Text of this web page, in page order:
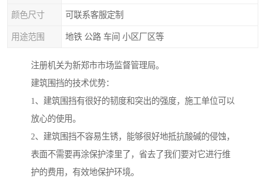
颜色尺寸 可联系客服定制
用途范围 地铁 公路 车间 小区厂区等
注册机关为新郑市市场监督管理局。
建筑围挡的技术优势：
1、建筑围挡有很好的韧度和突出的强度，施工单位可以
放心的使用。
2、建筑围挡不容易生锈，能够很好地抵抗酸碱的侵蚀，
表面不需要再涂保护漆里了，省去了我们要对它进行维
护的费用，有效地保护环境。